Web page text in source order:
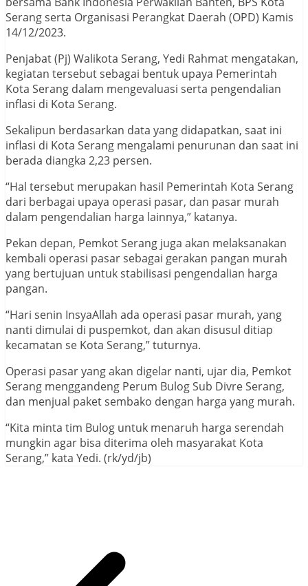
Serang serta Organisasi Perangkat Daerah (OPD) Kamis
14/12/2023.
Penjabat (Pj) Walikota Serang, Yedi Rahmat mengatakan,
kegiatan tersebut sebagai bentuk upaya Pemerintah
Kota Serang dalam mengevaluasi serta pengendalian
inflasi di Kota Serang.
Sekalipun berdasarkan data yang didapatkan, saat ini
inflasi di Kota Serang mengalami penurunan dan saat ini
berada diangka 2,23 persen.
“Hal tersebut merupakan hasil Pemerintah Kota Serang
dari berbagai upaya operasi pasar, dan pasar murah
dalam pengendalian harga lainnya,” katanya.
Pekan depan, Pemkot Serang juga akan melaksanakan
kembali operasi pasar sebagai gerakan pangan murah
yang bertujuan untuk stabilisasi pengendalian harga
pangan.
“Hari senin InsyaAllah ada operasi pasar murah, yang
nanti dimulai di puspemkot, dan akan disusul ditiap
kecamatan se Kota Serang,” tuturnya.
Operasi pasar yang akan digelar nanti, ujar dia, Pemkot
Serang menggandeng Perum Bulog Sub Divre Serang,
dan menjual paket sembako dengan harga yang murah.
“Kita minta tim Bulog untuk menaruh harga serendah
mungkin agar bisa diterima oleh masyarakat Kota
Serang,” kata Yedi. (rk/yd/jb)